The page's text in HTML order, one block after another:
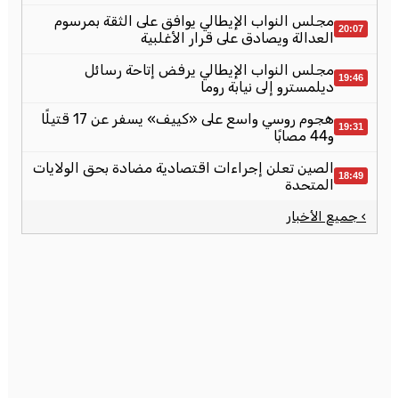
20:07 مجلس النواب الإيطالي يوافق على الثقة بمرسوم
العدالة ويصادق على قرار الأغلبية
19:46 مجلس النواب الإيطالي يرفض إتاحة رسائل
ديلمسترو إلى نيابة روما
19:31
هجوم روسي واسع على «كييف» يسفر عن 17 قتيلًا
و44 مصابًا
18:49 الصين تعلن إجراءات اقتصادية مضادة بحق الولايات
المتحدة
› جميع الأخبار